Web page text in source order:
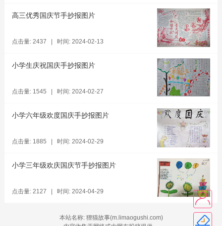
高三优秀国庆节手抄报图片
点击量: 2437 | 时间: 2024-02-13
小学生庆祝国庆手抄报图片
点击量: 1545 | 时间: 2024-02-27
小学六年级欢度国庆手抄报图片
点击量: 1885 | 时间: 2024-02-29
小学三年级欢庆国庆节手抄报图片
点击量: 2127 | 时间: 2024-04-29
本站名称: 狸猫故事(m.limaogushi.com)